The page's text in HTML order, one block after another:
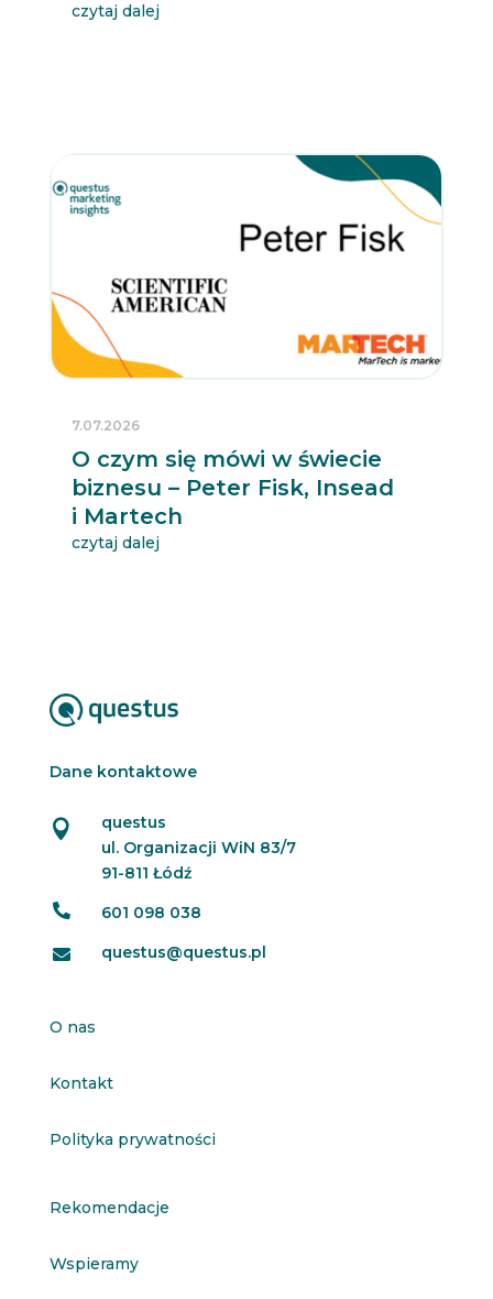
czytaj dalej
O czym się mówi w świecie
biznesu – Peter Fisk, Insead
i Martech
7.07.2026
czytaj dalej
Dane kontaktowe

questus
ul. Organizacji WiN 83/7
91-811 Łódź
 601 098 038
 questus@questus.pl
O nas
Kontakt
Polityka prywatności
Rekomendacje
Wspieramy